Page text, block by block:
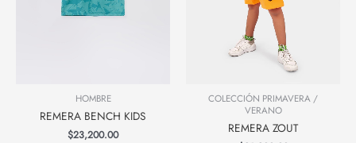
HOMBRE
REMERA BENCH KIDS
$23,200.00
COLECCIÓN PRIMAVERA /
VERANO
REMERA ZOUT